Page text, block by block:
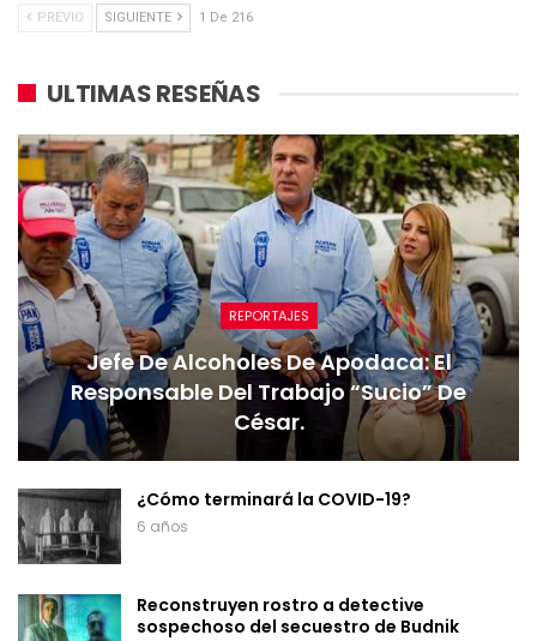
PREVIO SIGUIENTE 1 De 216
ULTIMAS RESEÑAS
REPORTAJES
Jefe De Alcoholes De Apodaca: El
Responsable Del Trabajo “sucio” De
César.
¿Cómo terminará la COVID-19?
6 años
Reconstruyen rostro a detective
sospechoso del secuestro de Budnik